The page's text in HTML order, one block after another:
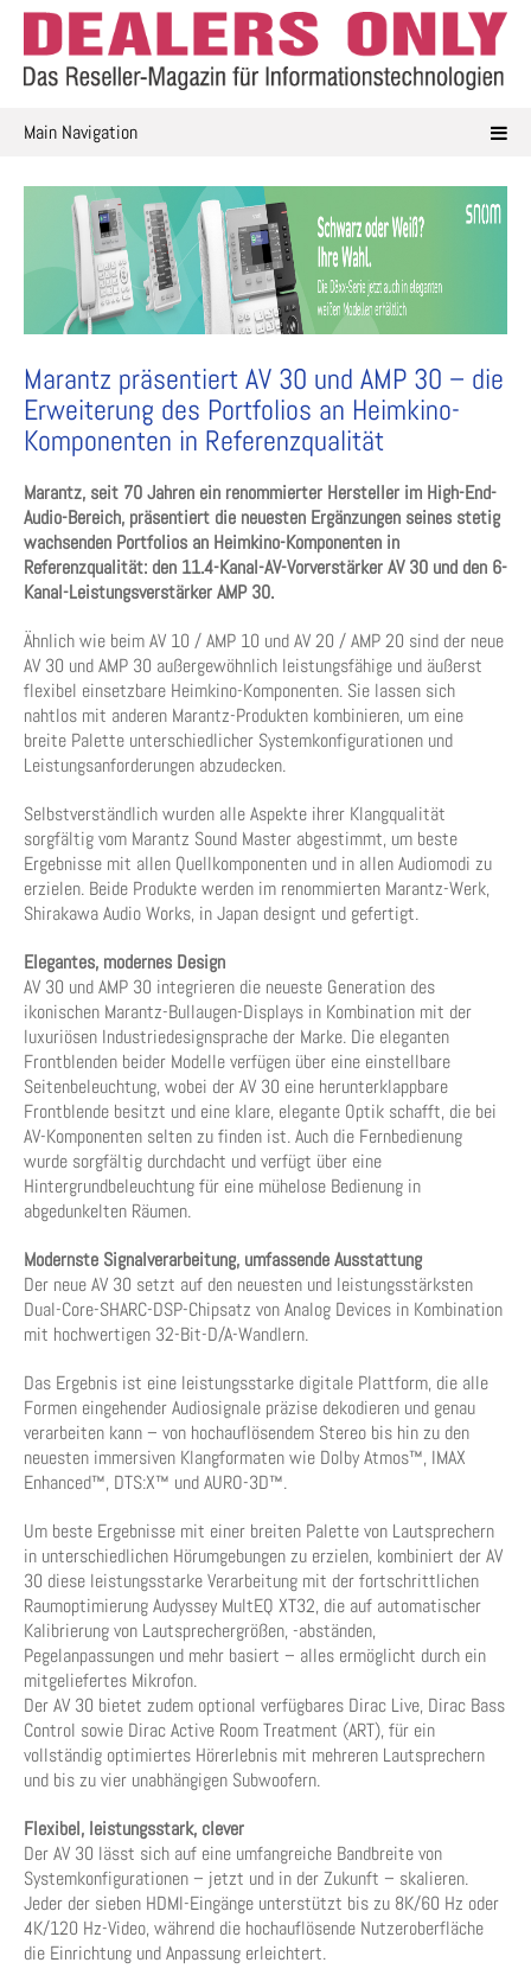
Skip
content
Main Navigation
Marantz präsentiert AV 30 und AMP 30 – die
Erweiterung des Portfolios an Heimkino-
Komponenten in Referenzqualität
Marantz, seit 70 Jahren ein renommierter Hersteller im High-End-
Audio-Bereich, präsentiert die neuesten Ergänzungen seines stetig
wachsenden Portfolios an Heimkino-Komponenten in
Referenzqualität: den 11.4-Kanal-AV-Vorverstärker AV 30 und den 6-
Kanal-Leistungsverstärker AMP 30.
Ähnlich wie beim AV 10 / AMP 10 und AV 20 / AMP 20 sind der neue
AV 30 und AMP 30 außergewöhnlich leistungsfähige und äußerst
flexibel einsetzbare Heimkino-Komponenten. Sie lassen sich
nahtlos mit anderen Marantz-Produkten kombinieren, um eine
breite Palette unterschiedlicher Systemkonfigurationen und
Leistungsanforderungen abzudecken.
Selbstverständlich wurden alle Aspekte ihrer Klangqualität
sorgfältig vom Marantz Sound Master abgestimmt, um beste
Ergebnisse mit allen Quellkomponenten und in allen Audiomodi zu
erzielen. Beide Produkte werden im renommierten Marantz-Werk,
Shirakawa Audio Works, in Japan designt und gefertigt.
Elegantes, modernes Design
AV 30 und AMP 30 integrieren die neueste Generation des
ikonischen Marantz-Bullaugen-Displays in Kombination mit der
luxuriösen Industriedesignsprache der Marke. Die eleganten
Frontblenden beider Modelle verfügen über eine einstellbare
Seitenbeleuchtung, wobei der AV 30 eine herunterklappbare
Frontblende besitzt und eine klare, elegante Optik schafft, die bei
AV-Komponenten selten zu finden ist. Auch die Fernbedienung
wurde sorgfältig durchdacht und verfügt über eine
Hintergrundbeleuchtung für eine mühelose Bedienung in
abgedunkelten Räumen.
Modernste Signalverarbeitung, umfassende Ausstattung
Der neue AV 30 setzt auf den neuesten und leistungsstärksten
Dual-Core-SHARC-DSP-Chipsatz von Analog Devices in Kombination
mit hochwertigen 32-Bit-D/A-Wandlern.
Das Ergebnis ist eine leistungsstarke digitale Plattform, die alle
Formen eingehender Audiosignale präzise dekodieren und genau
verarbeiten kann – von hochauflösendem Stereo bis hin zu den
neuesten immersiven Klangformaten wie Dolby Atmos™, IMAX
Enhanced™, DTS:X™ und AURO-3D™.
Um beste Ergebnisse mit einer breiten Palette von Lautsprechern
in unterschiedlichen Hörumgebungen zu erzielen, kombiniert der AV
30 diese leistungsstarke Verarbeitung mit der fortschrittlichen
Raumoptimierung Audyssey MultEQ XT32, die auf automatischer
Kalibrierung von Lautsprechergrößen, -abständen,
Pegelanpassungen und mehr basiert – alles ermöglicht durch ein
mitgeliefertes Mikrofon.
Der AV 30 bietet zudem optional verfügbares Dirac Live, Dirac Bass
Control sowie Dirac Active Room Treatment (ART), für ein
vollständig optimiertes Hörerlebnis mit mehreren Lautsprechern
und bis zu vier unabhängigen Subwoofern.
Flexibel, leistungsstark, clever
Der AV 30 lässt sich auf eine umfangreiche Bandbreite von
Systemkonfigurationen – jetzt und in der Zukunft – skalieren.
Jeder der sieben HDMI-Eingänge unterstützt bis zu 8K/60 Hz oder
4K/120 Hz-Video, während die hochauflösende Nutzeroberfläche
die Einrichtung und Anpassung erleichtert.